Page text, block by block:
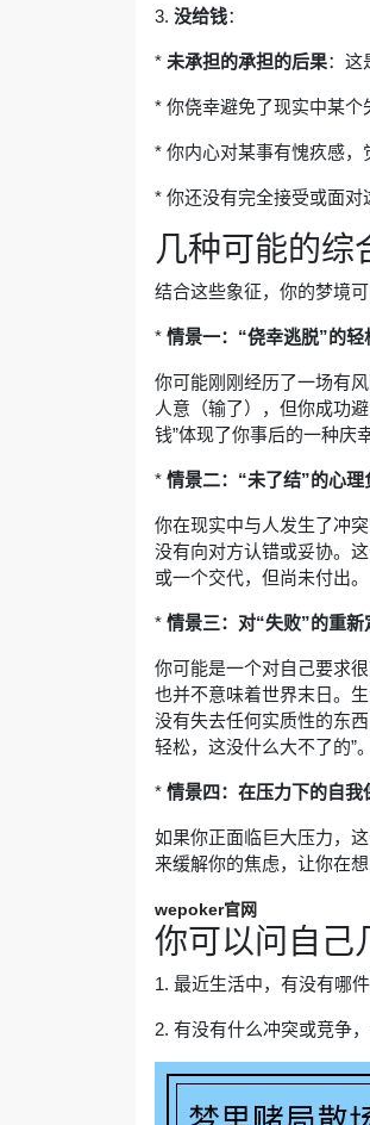
3. 没给钱：
* 未承担的承担的后果：这
* 你侥幸避免了现实中某个
* 你内心对某事有愧疚感，
* 你还没有完全接受或面对
几种可能的综
结合这些象征，你的梦境
* 情景一：“侥幸逃脱”的轻
你可能刚刚经历了一场有
人意（输了），但你成功
钱”体现了你事后的一种庆
* 情景二：“未了结”的心理
你在现实中与人发生了冲
没有向对方认错或妥协。
或一个交代，但尚未付出。
* 情景三：对“失败”的重新
你可能是一个对自己要求
也并不意味着世界末日。
没有失去任何实质性的东
轻松，这没什么大不了的”。
* 情景四：在压力下的自我
如果你正面临巨大压力，
来缓解你的焦虑，让你在
wepoker官网
你可以问自己
1. 最近生活中，有没有哪
2. 有没有什么冲突或竞争